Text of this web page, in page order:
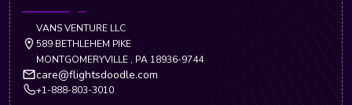
VANS VENTURE LLC
589 BETHLEHEM PIKE
MONTGOMERYVILLE , PA 18936-9744
care@flightsdoodle.com
+1-888-803-3010